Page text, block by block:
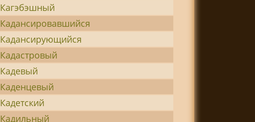
Кагэбэшный
Кадансировавшийся
Кадансирующийся
Кадастровый
Кадевый
Каденцевый
Кадетский
Кадильный